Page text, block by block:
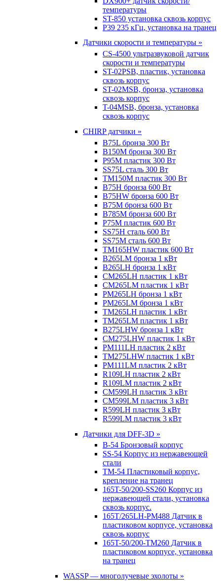
температуры
ST-850 установка сквозь корпус
P39 235 кГц, установка на транец
Датчики скорости и температуры »
CS-4500 ультразвуковой датчик
скорости и температуры
ST-02PSB, пластик, установка
сквозь корпус
ST-02MSB, бронза, установка
сквозь корпус
T-04MSB, бронза, установка
сквозь корпус
CHIRP датчики »
B75L бронза 300 Вт
B150M бронза 300 Вт
P95M пластик 300 Вт
SS75L сталь 300 Вт
TM150M пластик 300 Вт
B75H бронза 600 Вт
B75HW бронза 600 Вт
B75M бронза 600 Вт
B785M бронза 600 Вт
P75M пластик 600 Вт
SS75H сталь 600 Вт
SS75M сталь 600 Вт
TM165HW пластик 600 Вт
B265LM бронза 1 кВт
B265LH бронза 1 кВт
CM265LH пластик 1 кВт
CM265LM пластик 1 кВт
PM265LH бронза 1 кВт
PM265LM бронза 1 кВт
TM265LH пластик 1 кВт
TM265LM пластик 1 кВт
B275LHW бронза 1 кВт
CM275LHW пластик 1 кВт
PM111LH пластик 2 кВт
TM275LHW пластик 1 кВт
PM111LM пластик 2 кВт
R109LH пластик 2 кВт
R109LM пластик 2 кВт
CM599LH пластик 3 кВт
CM599LM пластик 3 кВт
R599LH пластик 3 кВт
R599LM пластик 3 кВт
Датчики для DFF-3D »
B-54 Бронзовый корпус
SS-54 Корпус из нержавеющей
стали
TM-54 Пластиковый корпус,
крепление на транец
165T-50/200-SS260 Корпус из
нержавеющей стали, установка
сквозь корпус.
165T/265LH-PM488 Датчик в
пластиковом корпусе, установка
сквозь корпус
165T-50/200-TM260 Датчик в
пластиковом корпусе, установка
на транец
WASSP — многолучевые эхолоты »